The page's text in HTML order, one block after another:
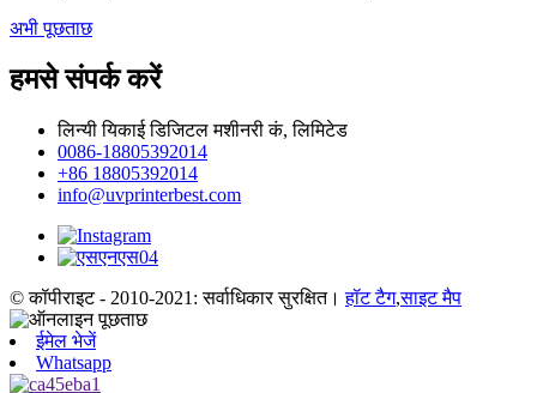
अभी पूछताछ
हमसे संपर्क करें
लिन्यी यिकाई डिजिटल मशीनरी कं, लिमिटेड
0086-18805392014
+86 18805392014
info@uvprinterbest.com
© कॉपीराइट - 2010-2021: सर्वाधिकार सुरक्षित। हॉट टैग,साइट मैप
ईमेल भेजें
Whatsapp